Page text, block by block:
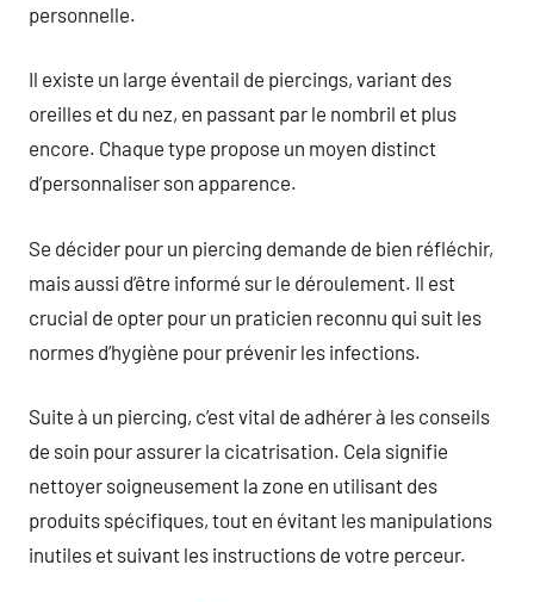
personnelle.
Il existe un large éventail de piercings, variant des
oreilles et du nez, en passant par le nombril et plus
encore. Chaque type propose un moyen distinct
d’personnaliser son apparence.
Se décider pour un piercing demande de bien réfléchir,
mais aussi d’être informé sur le déroulement. Il est
crucial de opter pour un praticien reconnu qui suit les
normes d’hygiène pour prévenir les infections.
Suite à un piercing, c’est vital de adhérer à les conseils
de soin pour assurer la cicatrisation. Cela signifie
nettoyer soigneusement la zone en utilisant des
produits spécifiques, tout en évitant les manipulations
inutiles et suivant les instructions de votre perceur.